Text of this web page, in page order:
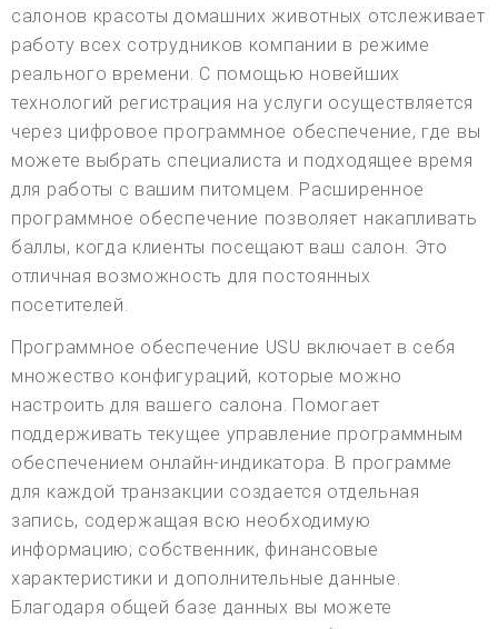
салонов красоты домашних животных отслеживает
работу всех сотрудников компании в режиме
реального времени. С помощью новейших
технологий регистрация на услуги осуществляется
через цифровое программное обеспечение, где вы
можете выбрать специалиста и подходящее время
для работы с вашим питомцем. Расширенное
программное обеспечение позволяет накапливать
баллы, когда клиенты посещают ваш салон. Это
отличная возможность для постоянных
посетителей.
Программное обеспечение USU включает в себя
множество конфигураций, которые можно
настроить для вашего салона. Помогает
поддерживать текущее управление программным
обеспечением онлайн-индикатора. В программе
для каждой транзакции создается отдельная
запись, содержащая всю необходимую
информацию; собственник, финансовые
характеристики и дополнительные данные.
Благодаря общей базе данных вы можете